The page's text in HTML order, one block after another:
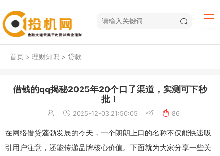
首页 > 理财知识 > 贷款
借钱的qq揭秘2025年20个口子渠道，实测可下秒
批！
2025-12-03 21:50:05 86
在网络借贷蓬勃发展的今天，一个朗朗上口的名称不仅能快速吸
引用户注意，还能传递品牌核心价值。下面就为大家分享一些关